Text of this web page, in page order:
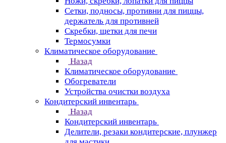
Сетки, подносы, противни для пиццы,
держатель для противней
Скребки, щетки для печи
Термосумки
Климатическое оборудование
Назад
Климатическое оборудование
Обогреватели
Устройства очистки воздуха
Кондитерский инвентарь
Назад
Кондитерский инвентарь
Делители, резаки кондитерские, плунжер